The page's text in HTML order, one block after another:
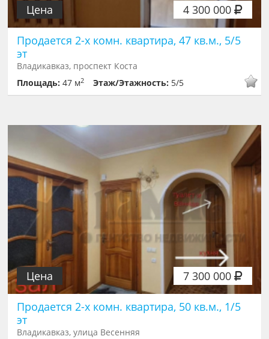
4 300 000
Цена
Продается 2-х комн. квартира, 47 кв.м., 5/5
эт
Владикавказ, проспект Коста
Площадь:47 м2 Этаж/Этажность: 5/5
7 300 000
Цена
Продается 2-х комн. квартира, 50 кв.м., 1/5
эт
Владикавказ, улица Весенняя